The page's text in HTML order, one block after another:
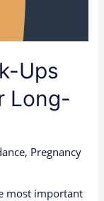
Ups
Long-
, Pregnancy
most important